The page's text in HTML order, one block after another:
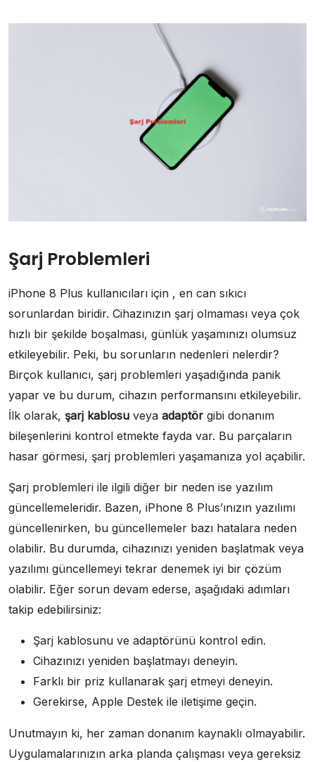
Şarj Problemleri
iPhone 8 Plus kullanıcıları için , en can sıkıcı
sorunlardan biridir. Cihazınızın şarj olmaması veya çok
hızlı bir şekilde boşalması, günlük yaşamınızı olumsuz
etkileyebilir. Peki, bu sorunların nedenleri nelerdir?
Birçok kullanıcı, şarj problemleri yaşadığında panik
yapar ve bu durum, cihazın performansını etkileyebilir.
İlk olarak, şarj kablosu veya adaptör gibi donanım
bileşenlerini kontrol etmekte fayda var. Bu parçaların
hasar görmesi, şarj problemleri yaşamanıza yol açabilir.
Şarj problemleri ile ilgili diğer bir neden ise yazılım
güncellemeleridir. Bazen, iPhone 8 Plus’ınızın yazılımı
güncellenirken, bu güncellemeler bazı hatalara neden
olabilir. Bu durumda, cihazınızı yeniden başlatmak veya
yazılımı güncellemeyi tekrar denemek iyi bir çözüm
olabilir. Eğer sorun devam ederse, aşağıdaki adımları
takip edebilirsiniz:
Şarj kablosunu ve adaptörünü kontrol edin.
Cihazınızı yeniden başlatmayı deneyin.
Farklı bir priz kullanarak şarj etmeyi deneyin.
Gerekirse, Apple Destek ile iletişime geçin.
Unutmayın ki, her zaman donanım kaynaklı olmayabilir.
Uygulamalarınızın arka planda çalışması veya gereksiz